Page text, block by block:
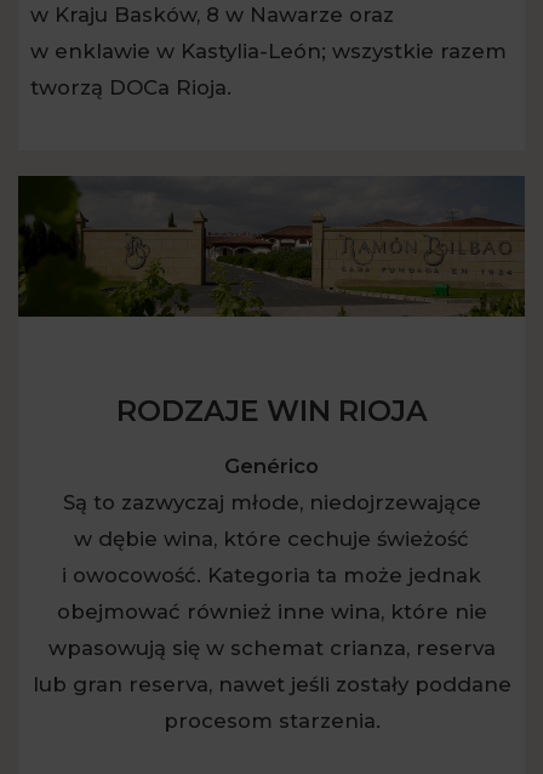
w Kraju Basków, 8 w Nawarze oraz
w enklawie w Kastylia-León; wszystkie razem
tworzą DOCa Rioja.
RODZAJE WIN RIOJA
Genérico
Są to zazwyczaj młode, niedojrzewające
w dębie wina, które cechuje świeżość
i owocowość. Kategoria ta może jednak
obejmować również inne wina, które nie
wpasowują się w schemat crianza, reserva
lub gran reserva, nawet jeśli zostały poddane
procesom starzenia.